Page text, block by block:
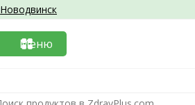
Новодвинск
Меню